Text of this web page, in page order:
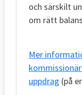
och särskilt
om rätt
Mer
uppdrag (på